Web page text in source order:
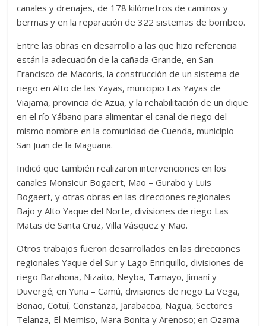
canales y drenajes, de 178 kilómetros de caminos y
bermas y en la reparación de 322 sistemas de bombeo.
Entre las obras en desarrollo a las que hizo referencia
están la adecuación de la cañada Grande, en San
Francisco de Macorís, la construcción de un sistema de
riego en Alto de las Yayas, municipio Las Yayas de
Viajama, provincia de Azua, y la rehabilitación de un dique
en el río Yábano para alimentar el canal de riego del
mismo nombre en la comunidad de Cuenda, municipio
San Juan de la Maguana.
Indicó que también realizaron intervenciones en los
canales Monsieur Bogaert, Mao – Gurabo y Luis
Bogaert, y otras obras en las direcciones regionales
Bajo y Alto Yaque del Norte, divisiones de riego Las
Matas de Santa Cruz, Villa Vásquez y Mao.
Otros trabajos fueron desarrollados en las direcciones
regionales Yaque del Sur y Lago Enriquillo, divisiones de
riego Barahona, Nizaíto, Neyba, Tamayo, Jimaní y
Duvergé; en Yuna – Camú, divisiones de riego La Vega,
Bonao, Cotuí, Constanza, Jarabacoa, Nagua, Sectores
Telanza, El Memiso, Mara Bonita y Arenoso; en Ozama –